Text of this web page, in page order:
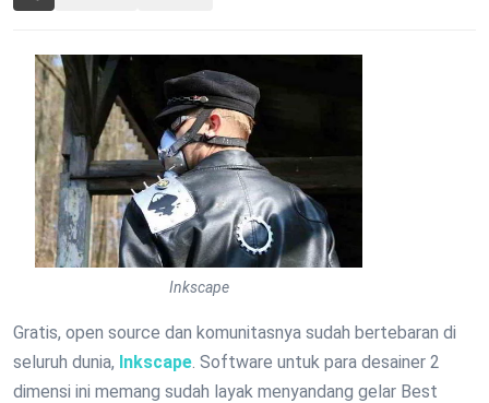
Inkscape
Gratis, open source dan komunitasnya sudah bertebaran di
seluruh dunia, Inkscape . Software untuk para desainer 2
dimensi ini memang sudah layak menyandang gelar Best